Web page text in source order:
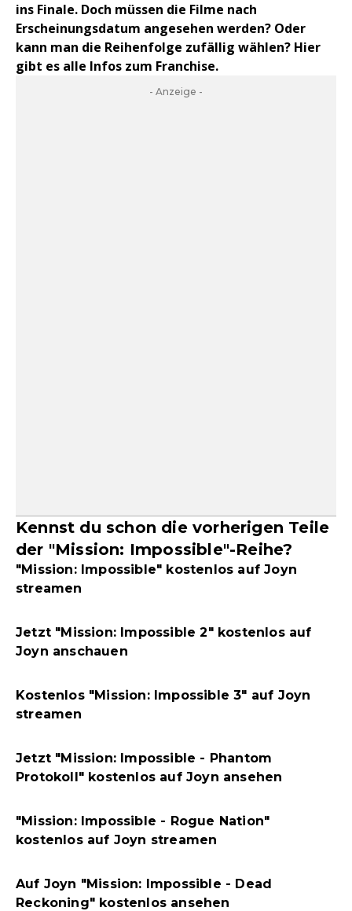
ins Finale. Doch müssen die Filme nach
Erscheinungsdatum angesehen werden? Oder
kann man die Reihenfolge zufällig wählen? Hier
gibt es alle Infos zum Franchise.
- Anzeige -
Kennst du schon die vorherigen Teile
der "Mission: Impossible"-Reihe?
"Mission: Impossible" kostenlos auf Joyn
streamen
Jetzt "Mission: Impossible 2" kostenlos auf
Joyn anschauen
Kostenlos "Mission: Impossible 3" auf Joyn
streamen
Jetzt "Mission: Impossible - Phantom
Protokoll" kostenlos auf Joyn ansehen
"Mission: Impossible - Rogue Nation"
kostenlos auf Joyn streamen
Auf Joyn "Mission: Impossible - Dead
Reckoning" kostenlos ansehen